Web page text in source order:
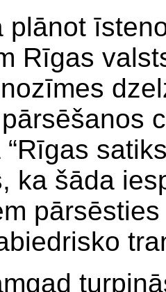
plānot
Rīgas
ka šāda